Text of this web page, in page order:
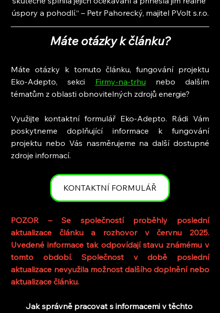
úspory a pohodlí.“ – Petr Pahorecký, majitel PVolt s.r.o.
Máte otázky k článku?
Máte otázky k tomuto článku, fungování projektu
Eko-Adepto, sekci
Firmy-na-trhu
nebo dalším
tématům z oblasti obnovitelných zdrojů energie?
Využijte kontaktní formulář Eko-Adepto. Rádi Vám
poskytneme doplňující informace k fungování
projektu nebo Vás nasměrujeme na další dostupné
zdroje informací.
KONTAKTNÍ FORMULÁŘ
POZOR – Se společností proběhly poslední
aktualizace článku a rozhovor v červnu 2025.
Uvedené informace tak odpovídají stavu známému v
tomto období. Společnost v době poslední
aktualizace nevyužila možnost dalšího doplnění nebo
aktualizace článku.
Jak správně pracovat s informacemi v těchto